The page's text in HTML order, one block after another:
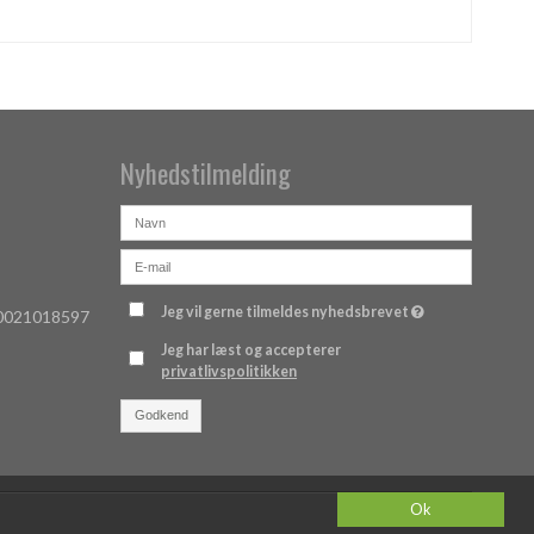
Ok
Nyhedstilmelding
Jeg vil gerne tilmeldes nyhedsbrevet
Jeg har læst og accepterer
privatlivspolitikken
Godkend